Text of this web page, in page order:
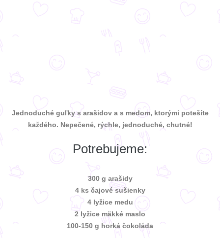
Jednoduché guľky s arašidov a s medom, ktorými potešíte
každého. Nepečené, rýchle, jednoduché, chutné!
Potrebujeme:
300 g arašidy
4 ks čajové sušienky
4 lyžice medu
2 lyžice mäkké maslo
100-150 g horká čokoláda